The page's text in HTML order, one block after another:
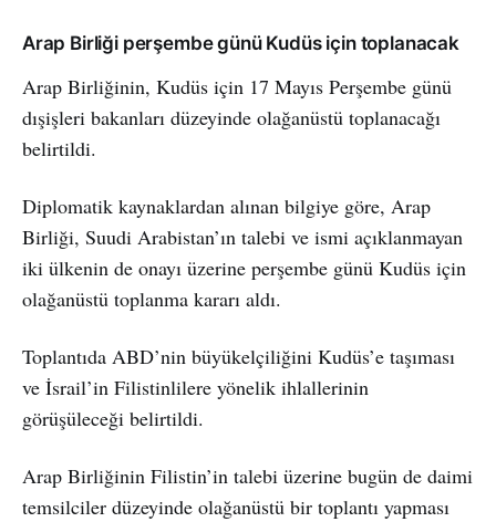
Arap Birliği perşembe günü Kudüs için toplanacak
Arap Birliğinin, Kudüs için 17 Mayıs Perşembe günü
dışişleri bakanları düzeyinde olağanüstü toplanacağı
belirtildi.
Diplomatik kaynaklardan alınan bilgiye göre, Arap
Birliği, Suudi Arabistan’ın talebi ve ismi açıklanmayan
iki ülkenin de onayı üzerine perşembe günü Kudüs için
olağanüstü toplanma kararı aldı.
Toplantıda ABD’nin büyükelçiliğini Kudüs’e taşıması
ve İsrail’in Filistinlilere yönelik ihlallerinin
görüşüleceği belirtildi.
Arap Birliğinin Filistin’in talebi üzerine bugün de daimi
temsilciler düzeyinde olağanüstü bir toplantı yapması